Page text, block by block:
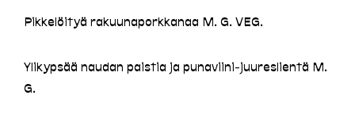
Pikkelöityä rakuunaporkkanaa M. G. VEG.
Ylikypsää naudan paistia ja punaviini-juureslientä M.
G.